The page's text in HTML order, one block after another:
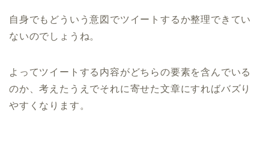
自身でもどういう意図でツイートするか整理できてい
ないのでしょうね。
よってツイートする内容がどちらの要素を含んでいる
のか、考えたうえでそれに寄せた文章にすればバズり
やすくなります。